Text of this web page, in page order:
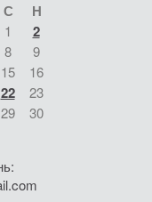
С Н
1 2
8
9
15
16
22
23
29
30